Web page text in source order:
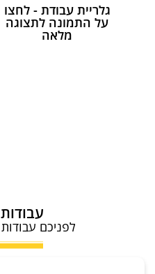
גלריית עבודת - לחצו
על התמונה לתצוגה
מלאה
לפניכם